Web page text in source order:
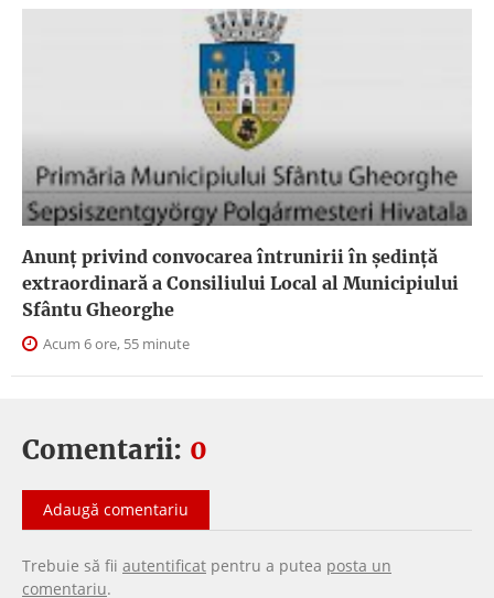
Anunţ privind convocarea întrunirii în şedinţă
extraordinară a Consiliului Local al Municipiului
Sfântu Gheorghe
Acum 6 ore, 55 minute
Comentarii: 0
Adaugă comentariu
Trebuie să fii autentificat pentru a putea posta un
comentariu.